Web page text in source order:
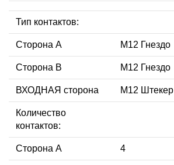
Тип контактов:
Сторона А M12 Гнездо
Сторона В M12 Гнездо
ВХОДНАЯ сторона M12 Штекер
Количество
контактов:
Сторона А 4